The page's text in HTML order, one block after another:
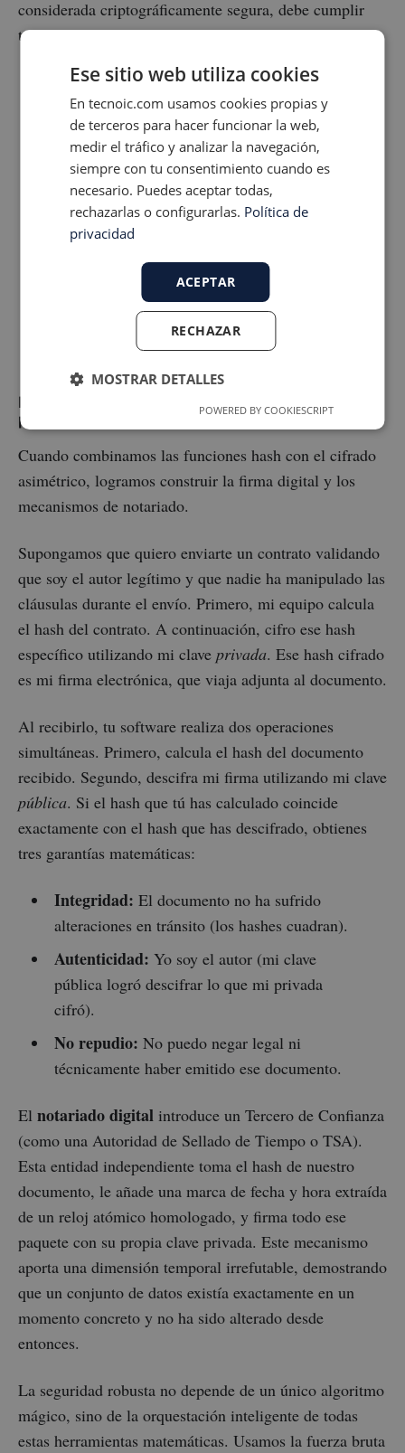
considerada criptográficamente segura, debe cumplir
tres propiedades inquebrantables:
Unidireccionalidad:Es computacionalmente
inviable aplicar ingeniería inversa para
recuperar los datos originales a partir del hash.
Efecto avalancha:Modificar un solo bit de la
información original (cambiar una minúscula
por una mayúscula en un documento, por
ejemplo) producirá un hash radicalmente
Resistencia a colisiones:Es estadísticamente
imposible encontrar dos archivos diferentes
que generen el mismo hash de salida.
El Notariado y la Firma Electrónica: Uniendo las
piezas
Cuando combinamos las funciones hash con el cifrado
asimétrico, logramos construir la firma digital y los
mecanismos de notariado.
Supongamos que quiero enviarte un contrato validando
que soy el autor legítimo y que nadie ha manipulado las
cláusulas durante el envío. Primero, mi equipo calcula
el hash del contrato. A continuación, cifro ese hash
específico utilizando mi clave privada. Ese hash cifrado
es mi firma electrónica, que viaja adjunta al documento.
Al recibirlo, tu software realiza dos operaciones
simultáneas. Primero, calcula el hash del documento
recibido. Segundo, descifra mi firma utilizando mi clave
pública. Si el hash que tú has calculado coincide
exactamente con el hash que has descifrado, obtienes
tres garantías matemáticas:
Integridad: El documento no ha sufrido
alteraciones en tránsito (los hashes cuadran).
Autenticidad: Yo soy el autor (mi clave
pública logró descifrar lo que mi privada
cifró).
No repudio: No puedo negar legal ni
técnicamente haber emitido ese documento.
El notariado digital introduce un Tercero de Confianza
(como una Autoridad de Sellado de Tiempo o TSA).
Esta entidad independiente toma el hash de nuestro
documento, le añade una marca de fecha y hora extraída
de un reloj atómico homologado, y firma todo ese
paquete con su propia clave privada. Este mecanismo
aporta una dimensión temporal irrefutable, demostrando
que un conjunto de datos existía exactamente en un
momento concreto y no ha sido alterado desde
entonces.
La seguridad robusta no depende de un único algoritmo
mágico, sino de la orquestación inteligente de todas
estas herramientas matemáticas. Usamos la fuerza bruta
Ese sitio web utiliza cookies
En tecnoic.com usamos cookies propias y
de terceros para hacer funcionar la web,
medir el tráfico y analizar la navegación,
siempre con tu consentimiento cuando es
necesario. Puedes aceptar todas,
rechazarlas o configurarlas. Política de
privacidad
ACEPTAR
RECHAZAR
MOSTRAR DETALLES
POWERED BY COOKIESCRIPT